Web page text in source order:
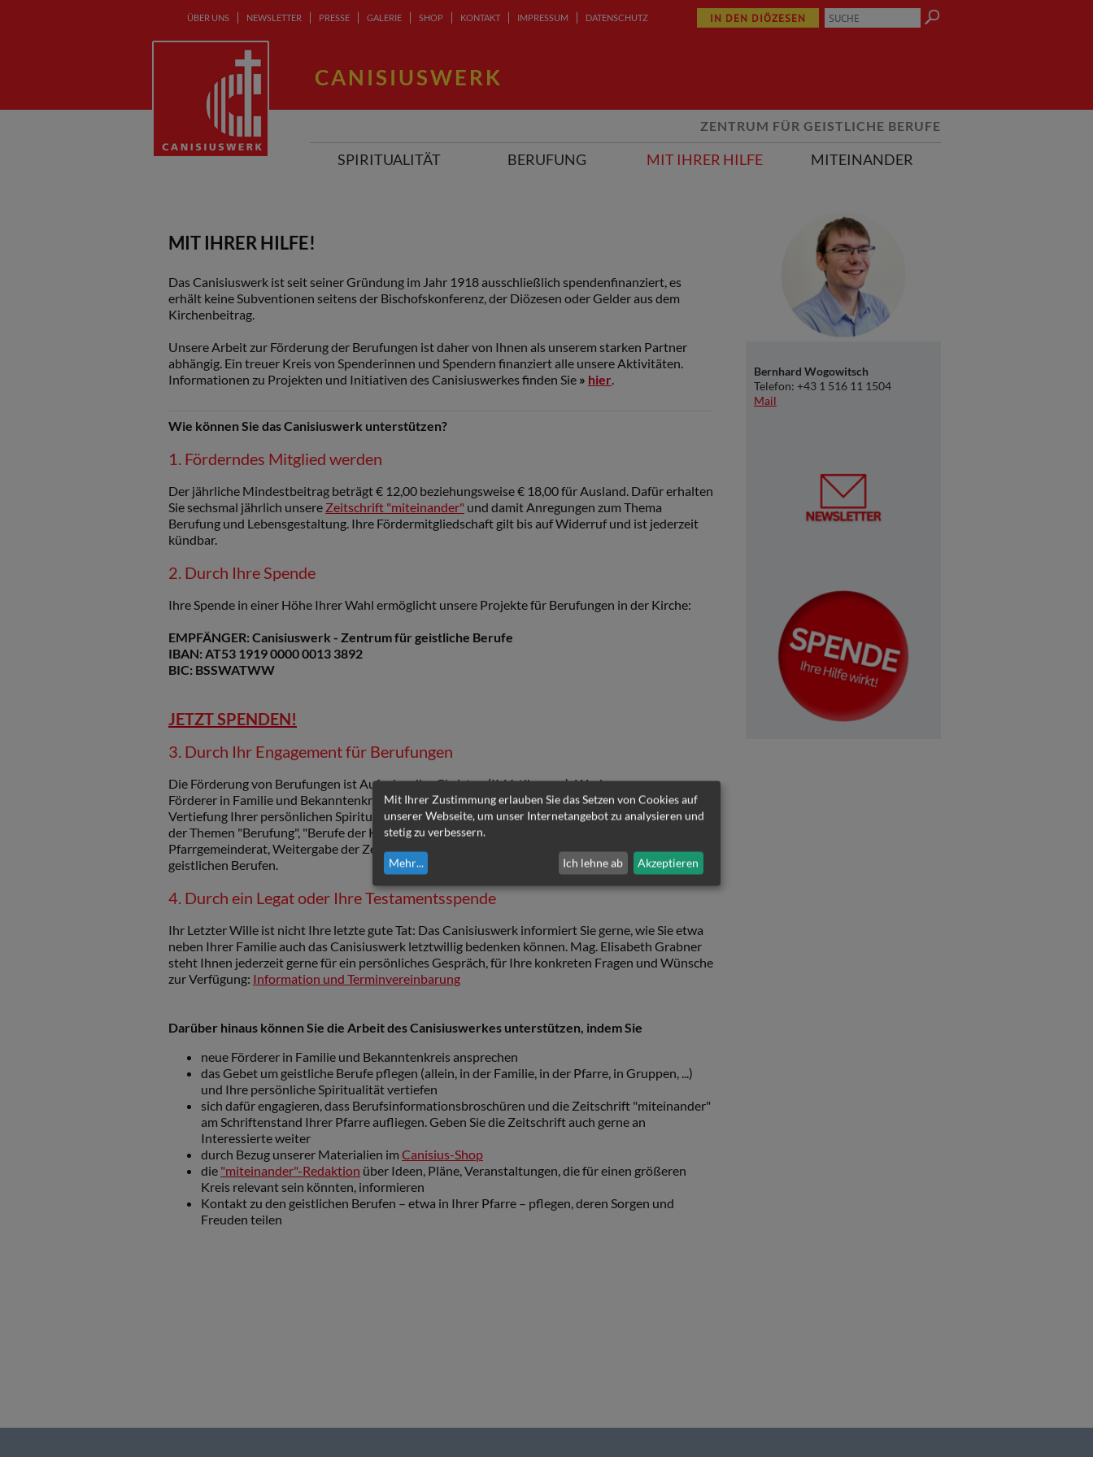
IN DEN DIÖZESEN
ÜBER UNS NEWSLETTER PRESSE GALERIE SHOP KONTAKT IMPRESSUM DATENSCHUTZ
CANISIUSWERK
ZENTRUM FÜR GEISTLICHE BERUFE
SPIRITUALITÄT BERUFUNG MIT IHRER HILFE MITEINANDER
Bernhard Wogowitsch
Telefon: +43 1 516 11 1504
Mail
MIT IHRER HILFE!
Das Canisiuswerk ist seit seiner Gründung im Jahr 1918 ausschließlich spendenfinanziert, es
erhält keine Subventionen seitens der Bischofskonferenz, der Diözesen oder Gelder aus dem
Kirchenbeitrag.
Unsere Arbeit zur Förderung der Berufungen ist daher von Ihnen als unserem starken Partner
abhängig. Ein treuer Kreis von Spenderinnen und Spendern finanziert alle unsere Aktivitäten.
Informationen zu Projekten und Initiativen des Canisiuswerkes finden Sie » hier.
Wie können Sie das Canisiuswerk unterstützen?
1. Förderndes Mitglied werden
Der jährliche Mindestbeitrag beträgt € 12,00 beziehungsweise € 18,00 für Ausland. Dafür erhalten
Sie sechsmal jährlich unsere Zeitschrift "miteinander" und damit Anregungen zum Thema
Berufung und Lebensgestaltung. Ihre Fördermitgliedschaft gilt bis auf Widerruf und ist jederzeit
kündbar.
2. Durch Ihre Spende
Ihre Spende in einer Höhe Ihrer Wahl ermöglicht unsere Projekte für Berufungen in der Kirche:
EMPFÄNGER: Canisiuswerk - Zentrum für geistliche Berufe
IBAN: AT53 1919 0000 0013 3892
BIC: BSSWATWW
JETZT SPENDEN!
3. Durch Ihr Engagementfür Berufungen
Die Förderung von Berufungen ist Aufgabe aller Christen (II. Vatikanum): Werbung neuer
Förderer in Familie und Bekanntenkreis, Pflege des Gebets um geistliche und kirchliche Berufe,
Vertiefung Ihrer persönlichen Spiritualität und Lebensgestaltung aus dem Glauben, Ansprechen
der Themen "Berufung", "Berufe der Kirche" und "Spiritualität" in der pfarrlichen Arbeit und im
Pfarrgemeinderat, Weitergabe der Zeitschrift "miteinander" an Interessierte, Kontaktpflege zu
geistlichen Berufen.
4. Durch ein Legat oder Ihre Testamentsspende
Ihr Letzter Wille ist nicht Ihre letzte gute Tat: Das Canisiuswerk informiert Sie gerne, wie Sie etwa
neben Ihrer Familie auch das Canisiuswerk letztwillig bedenken können. Mag. Elisabeth Grabner
steht Ihnen jederzeit gerne für ein persönliches Gespräch, für Ihre konkreten Fragen und Wünsche
zur Verfügung: Information und Terminvereinbarung
Darüber hinaus können Sie die Arbeit des Canisiuswerkes unterstützen, indem Sie
neue Förderer in Familie und Bekanntenkreis ansprechen
das Gebet um geistliche Berufe pflegen (allein, in der Familie, in der Pfarre, in Gruppen, ...)
und Ihre persönliche Spiritualität vertiefen
sich dafür engagieren, dass Berufsinformationsbroschüren und die Zeitschrift "miteinander"
am Schriftenstand Ihrer Pfarre aufliegen. Geben Sie die Zeitschrift auch gerne an
Interessierte weiter
durch Bezug unserer Materialien im Canisius-Shop
die "miteinander"-Redaktion über Ideen, Pläne, Veranstaltungen, die für einen größeren
Kreis relevant sein könnten, informieren
Kontakt zu den geistlichen Berufen – etwa in Ihrer Pfarre – pflegen, deren Sorgen und
Freuden teilen
Mit Ihrer Zustimmung erlauben Sie das Setzen von Cookies auf
unserer Webseite, um unser Internetangebot zu analysieren und
stetig zu verbessern.
Mehr... Ich lehne ab Akzeptieren